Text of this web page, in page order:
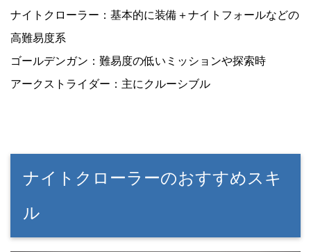
ナイトクローラー：基本的に装備＋ナイトフォールなどの
高難易度系
ゴールデンガン：難易度の低いミッションや探索時
アークストライダー：主にクルーシブル
ナイトクローラーのおすすめスキ
ル